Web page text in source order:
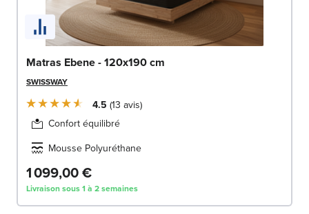
Matras Ebene - 120x190 cm
SWISSWAY
4.5 13 avis
Confort équilibré
Mousse Polyuréthane
1 099,00 €
Livraison sous 1 à 2 semaines